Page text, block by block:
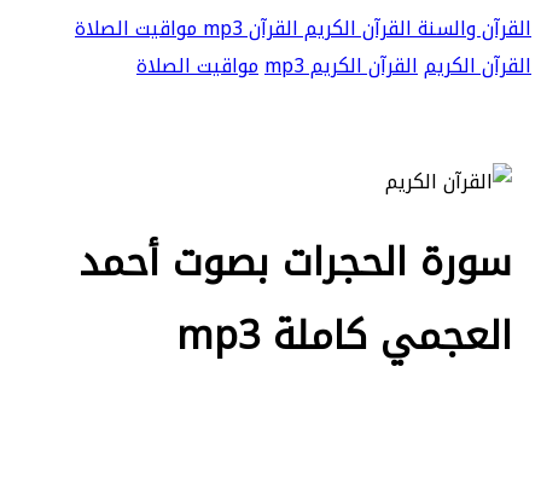
القرآن والسنةالقرآن الكريمالقرآن mp3
مواقيت الصلاة
القرآن الكريمالقرآن الكريم mp3 مواقيت الصلاة
سورة الحجرات بصوت أحمد
العجمي كاملة mp3